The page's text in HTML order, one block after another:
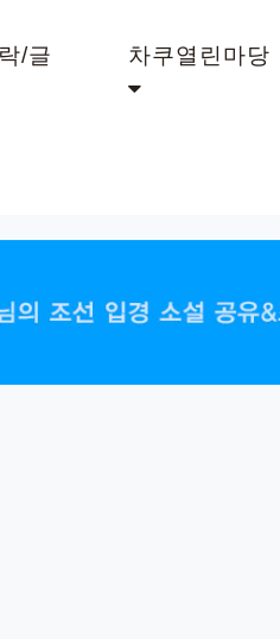
/글 차쿠열린마당